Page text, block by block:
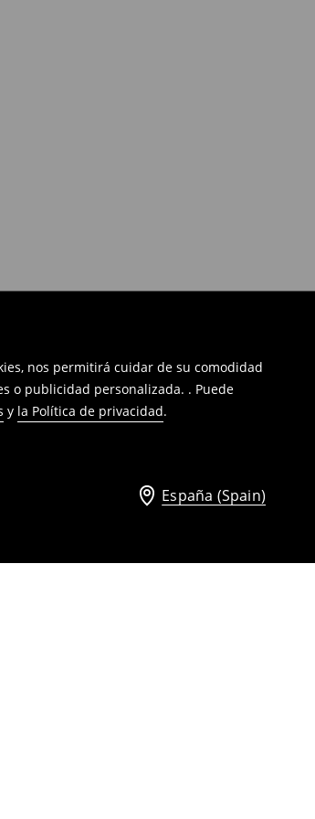
nos permitirá cuidar de su comodidad
o publicidad personalizada. . Puede
y la Política de privacidad.
España (Spain)